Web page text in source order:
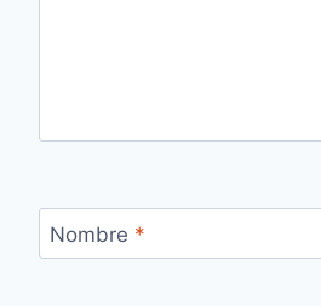
Nombre *